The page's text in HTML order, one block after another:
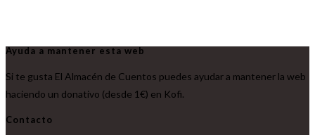
Ayuda a mantener esta web
Si te gusta El Almacén de Cuentos puedes ayudar a mantener la web
haciendo un donativo (desde 1€) en Kofi.
Contacto